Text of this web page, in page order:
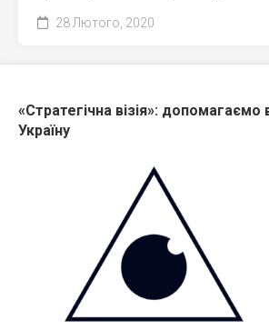
28 Лютого, 2020
«Стратегічна візія»: допомагаємо
Україну